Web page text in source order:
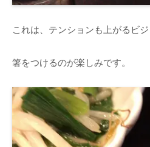
これは、テンションも上がるビ
箸をつけるのが楽しみです。